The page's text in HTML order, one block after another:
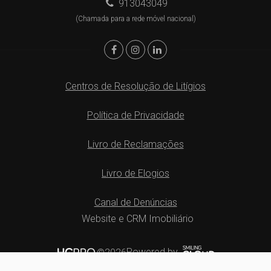
913043049
(Chamada para a rede móvel nacional)
Centros de Resolução de Litígios
Política de Privacidade
Livro de Reclamações
Livro de Elogios
Canal de Denúncias
Website e CRM Imobiliário
©2026Powered by